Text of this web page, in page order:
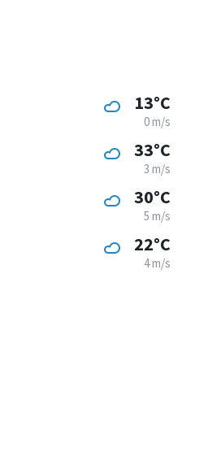
13°C
0 m/s
33°C
3 m/s
30°C
5 m/s
22°C
4 m/s